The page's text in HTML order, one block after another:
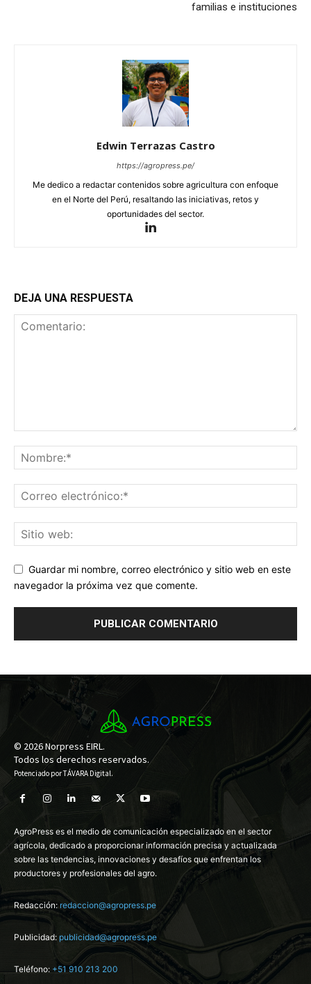
familias e instituciones
Edwin Terrazas Castro
https://agropress.pe/
Me dedico a redactar contenidos sobre agricultura con enfoque
en el Norte del Perú, resaltando las iniciativas, retos y
oportunidades del sector.
DEJA UNA RESPUESTA
Guardar mi nombre, correo electrónico y sitio web en este
navegador la próxima vez que comente.
© 2026 Norpress EIRL.
Todos los derechos reservados.
Potenciado porTÁVARA Digital.
AgroPress es el medio de comunicación especializado en el sector
agrícola, dedicado a proporcionar información precisa y actualizada
sobre las tendencias, innovaciones y desafíos que enfrentan los
productores y profesionales del agro.
Redacción: redaccion@agropress.pe
Publicidad: publicidad@agropress.pe
Teléfono: +51 910 213 200